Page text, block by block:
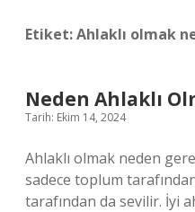
Etiket:Ahlaklı olmak
Neden Ahlaklı
Tarih: Ekim 14, 2024
Ahlaklı olmak neden
sadece toplum
tarafından da sevilir. İyi